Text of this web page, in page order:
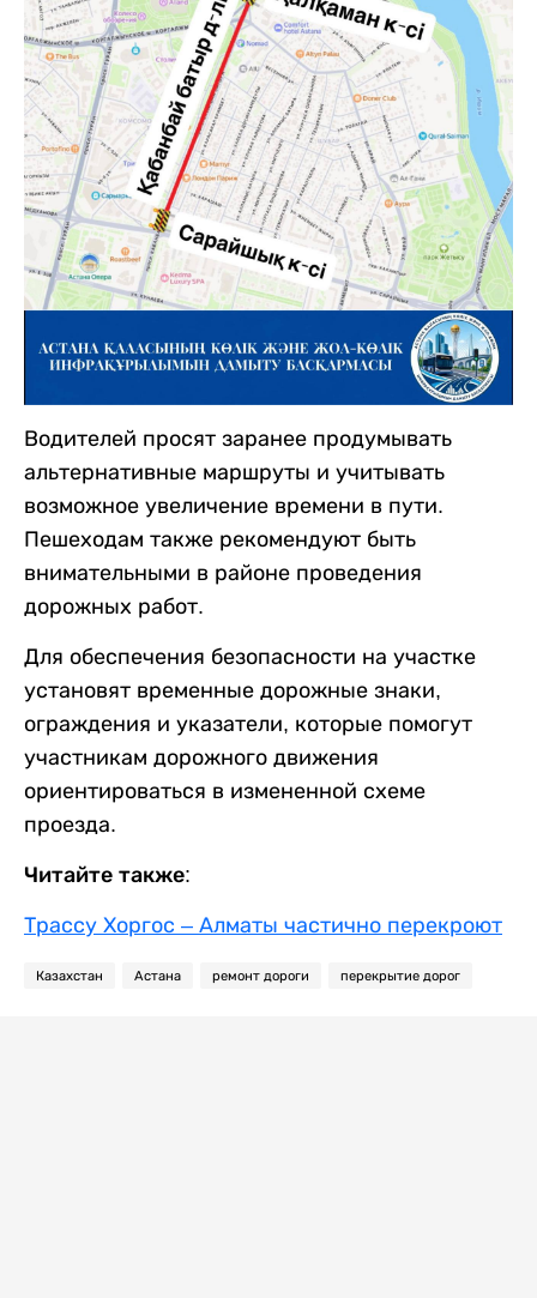
Водителей просят заранее продумывать
альтернативные маршруты и учитывать
возможное увеличение времени в пути.
Пешеходам также рекомендуют быть
внимательными в районе проведения
дорожных работ.
Для обеспечения безопасности на участке
установят временные дорожные знаки,
ограждения и указатели, которые помогут
участникам дорожного движения
ориентироваться в измененной схеме
проезда.
Читайте также:
Трассу Хоргос – Алматы частично перекроют
Казахстан Астана ремонт дороги перекрытие дорог